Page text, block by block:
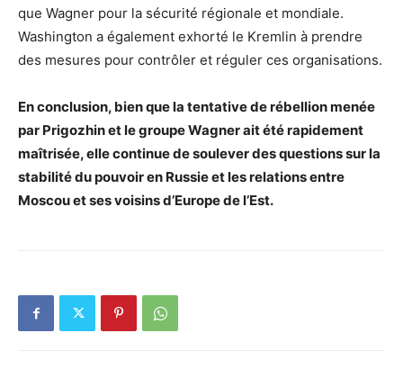
que Wagner pour la sécurité régionale et mondiale.
Washington a également exhorté le Kremlin à prendre
des mesures pour contrôler et réguler ces organisations.
En conclusion, bien que la tentative de rébellion menée
par Prigozhin et le groupe Wagner ait été rapidement
maîtrisée, elle continue de soulever des questions sur la
stabilité du pouvoir en Russie et les relations entre
Moscou et ses voisins d’Europe de l’Est.